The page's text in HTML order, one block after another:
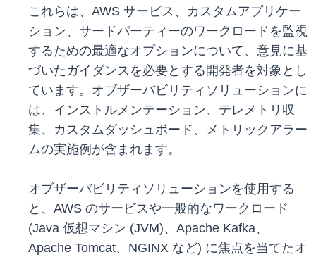
これらは、AWS サービス、カスタムアプリケー
ション、サードパーティーのワークロードを監視
するための最適なオプションについて、意見に基
づいたガイダンスを必要とする開発者を対象とし
ています。オブザーバビリティソリューションに
は、インストルメンテーション、テレメトリ収
集、カスタムダッシュボード、メトリックアラー
ムの実施例が含まれます。
オブザーバビリティソリューションを使用する
と、AWS のサービスや一般的なワークロード
(Java 仮想マシン (JVM)、Apache Kafka、
Apache Tomcat、NGINX など) に焦点を当てたオ